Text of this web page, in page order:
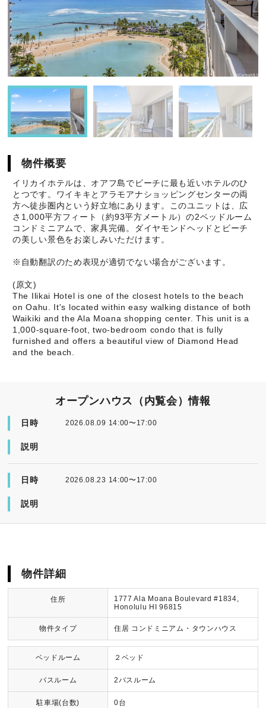
物件概要
イリカイホテルは、オアフ島でビーチに最も近いホテルのひ
とつです。ワイキキとアラモアナショッピングセンターの両
方へ徒歩圏内という好立地にあります。このユニットは、広
さ1,000平方フィート（約93平方メートル）の2ベッドルーム
コンドミニアムで、家具完備。ダイヤモンドヘッドとビーチ
の美しい景色をお楽しみいただけます。
※自動翻訳のため表現が適切でない場合がございます。
(原文)
The Ilikai Hotel is one of the closest hotels to the beach
on Oahu. It's located within easy walking distance of both
Waikiki and the Ala Moana shopping center. This unit is a
1,000-square-foot, two-bedroom condo that is fully
furnished and offers a beautiful view of Diamond Head
and the beach.
オープンハウス（内覧会）情報
日時 2026.08.09 14:00〜17:00
説明
日時 2026.08.23 14:00〜17:00
説明
物件詳細
住所
1777 Ala Moana Boulevard #1834,
Honolulu HI 96815
物件タイプ 住居 コンドミニアム・タウンハウス
ベッドルーム ２ベッド
バスルーム 2バスルーム
駐車場(台数) 0台